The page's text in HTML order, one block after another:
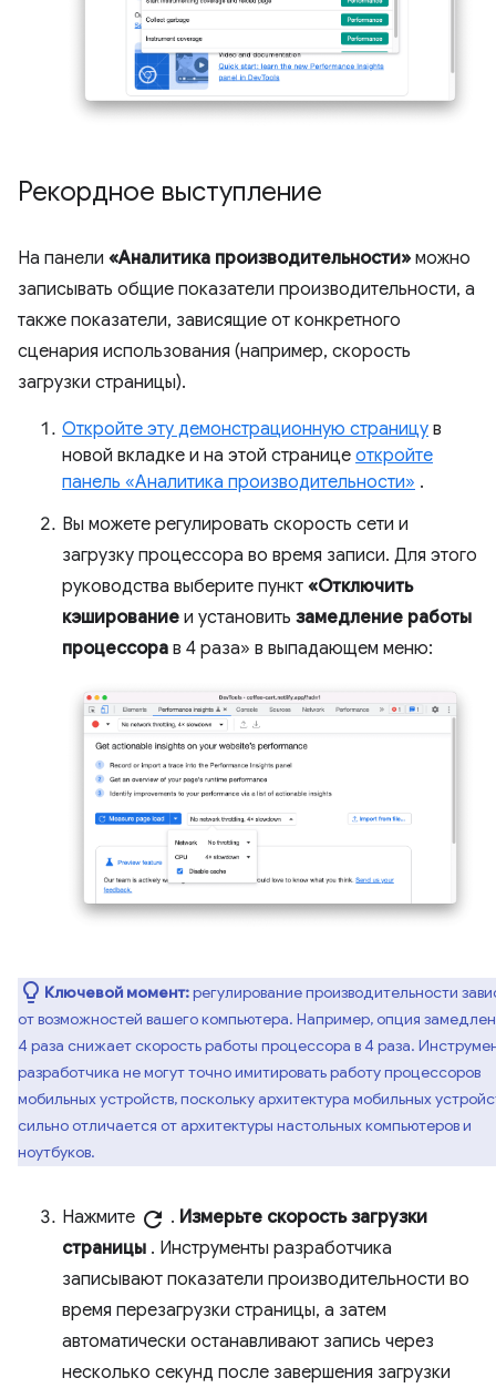
Рекордное выступление
На панели «Аналитика производительности» можно
записывать общие показатели производительности, а
также показатели, зависящие от конкретного
сценария использования (например, скорость
загрузки страницы).
Откройте эту демонстрационную страницу в
новой вкладке и на этой странице откройте
панель «Аналитика производительности» .
Вы можете регулировать скорость сети и
загрузку процессора во время записи. Для этого
руководства выберите пункт «Отключить
кэширование и установить замедление работы
процессора в 4 раза» в выпадающем меню:
Ключевой момент:регулирование производительности
от возможностей вашего компьютера. Например, опция
4 раза снижает скорость работы процессора в 4 раза.
разработчика не могут точно имитировать работу процессоров
мобильных устройств, поскольку архитектура мобильных
сильно отличается от архитектуры настольных компьютеров и
ноутбуков.
Нажмите refresh . Измерьте скорость загрузки
страницы . Инструменты разработчика
записывают показатели производительности во
время перезагрузки страницы, а затем
автоматически останавливают запись через
несколько секунд после завершения загрузки